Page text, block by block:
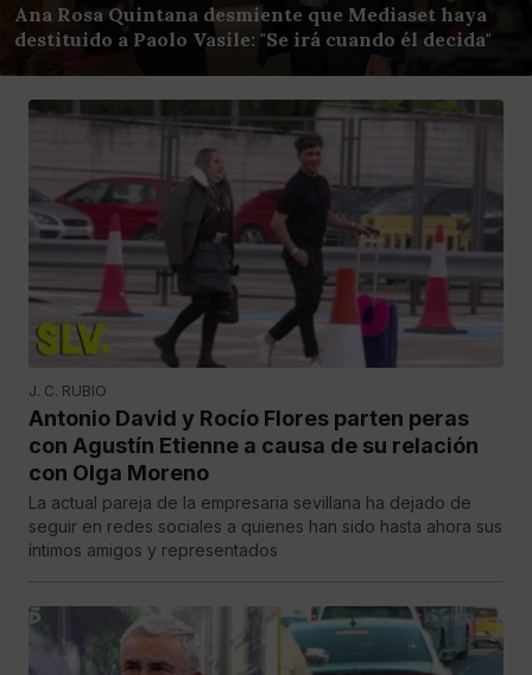
Ana Rosa Quintana desmiente que Mediaset haya
destituido a Paolo Vasile: "Se irá cuando él decida"
J. C. RUBIO
Antonio David y Rocío Flores parten peras
con Agustín Etienne a causa de su relación
con Olga Moreno
La actual pareja de la empresaria sevillana ha dejado de
seguir en redes sociales a quienes han sido hasta ahora sus
íntimos amigos y representados